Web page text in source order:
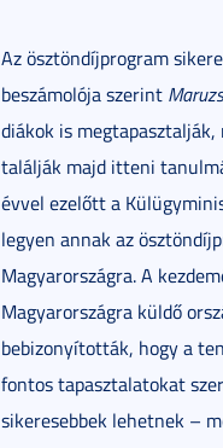
Az ösztöndíjprogram
beszámolója szerint
diákok is
találják majd itteni
évvel ezelőtt a
legyen annak az
Magyarországra. A
Magyarországra küldő
bebizonyították, hogy a
fontos tapasztalatokat
sikeresebbek lehetnek –